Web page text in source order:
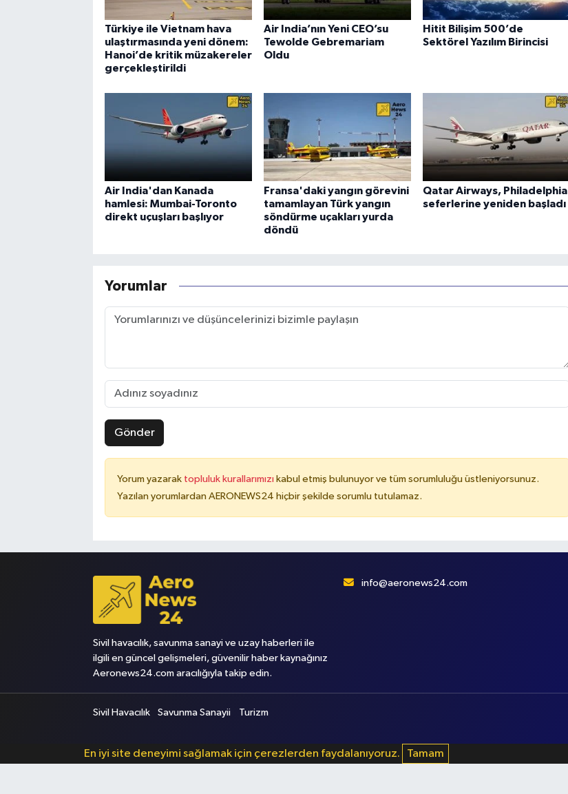
Türkiye ile Vietnam hava
ulaştırmasında yeni dönem:
Hanoi’de kritik müzakereler
gerçekleştirildi
Air India’nın Yeni CEO’su
Tewolde Gebremariam
Oldu
Hitit Bilişim 500’de
Sektörel Yazılım Birincisi
Air India'dan Kanada
hamlesi: Mumbai-Toronto
direkt uçuşları başlıyor
Fransa'daki yangın görevini
tamamlayan Türk yangın
söndürme uçakları yurda
döndü
Qatar Airways, Philadelphia
seferlerine yeniden başladı
Yorumlar
Gönder
Yorum yazarak topluluk kurallarımızı kabul etmiş bulunuyor ve tüm sorumluluğu üstleniyorsunuz.
Yazılan yorumlardan AERONEWS24 hiçbir şekilde sorumlu tutulamaz.
Sivil havacılık, savunma sanayi ve uzay haberleri ile
ilgili en güncel gelişmeleri, güvenilir haber kaynağınız
Aeronews24.com aracılığıyla takip edin.
info@aeronews24.com
Sivil Havacılık Savunma Sanayii Turizm
En iyi site deneyimi sağlamak için çerezlerden faydalanıyoruz. Tamam